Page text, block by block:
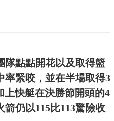
隊點點開花以及取得籃
率緊咬，並在半場取得3
快艇在決勝節開頭的4
仍以115比113驚險收